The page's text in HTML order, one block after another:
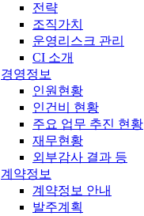
전략
조직가치
운영리스크 관리
CI 소개
경영정보
인원현황
인건비 현황
주요 업무 추진 현황
재무현황
외부감사 결과 등
계약정보
계약정보 안내
발주계획